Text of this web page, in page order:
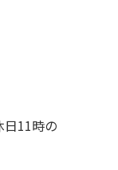
日11時の